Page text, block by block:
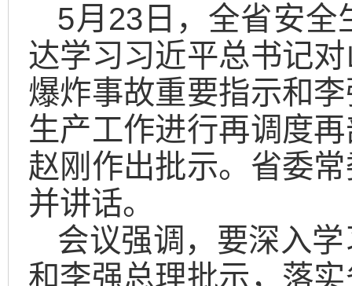
5月23日，全省安全
达学习习近平总书记
爆炸事故重要指示和
生产工作进行再调度
赵刚作出批示。省委
并讲话。
会议强调，要深入
和李强总理批示，落